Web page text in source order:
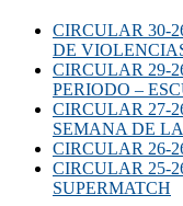
CIRCULAR 30-
DE
CIRCULAR 29-
PERIODO –
CIRCULAR 27-
SEMANA DE
CIRCULAR 26-
CIRCULAR 25-
SUPERMATCH